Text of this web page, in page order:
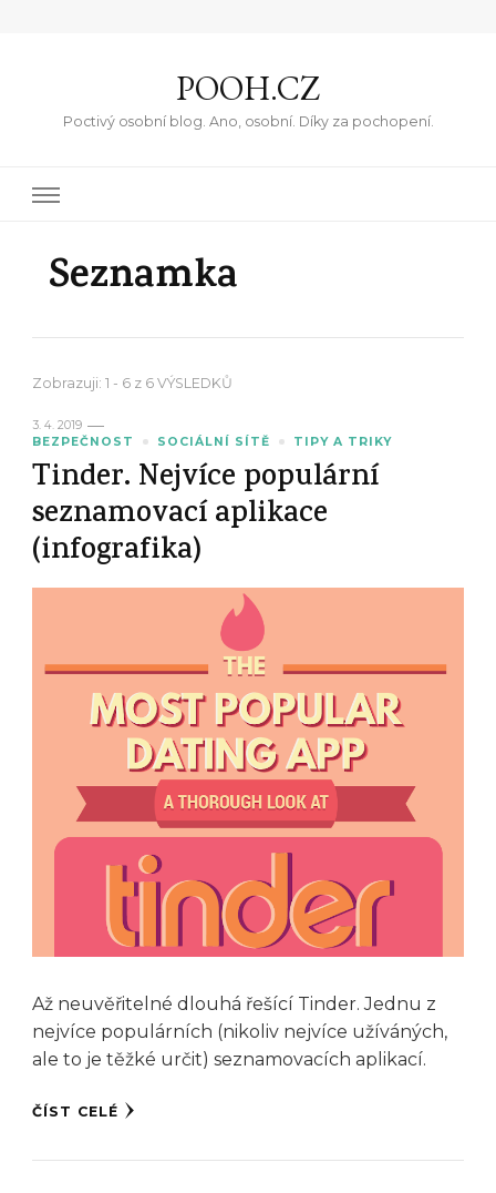
POOH.CZ
Poctivý osobní blog. Ano, osobní. Díky za pochopení.
Seznamka
Zobrazuji: 1 - 6 z 6 VÝSLEDKŮ
3. 4. 2019
BEZPEČNOST
SOCIÁLNÍ SÍTĚ TIPY A TRIKY
Tinder. Nejvíce populární
seznamovací aplikace
(infografika)
Až neuvěřitelné dlouhá řešící Tinder. Jednu z
nejvíce populárních (nikoliv nejvíce užíváných,
ale to je těžké určit) seznamovacích aplikací.
ČÍST CELÉ